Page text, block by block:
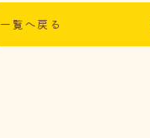
一覧へ戻る